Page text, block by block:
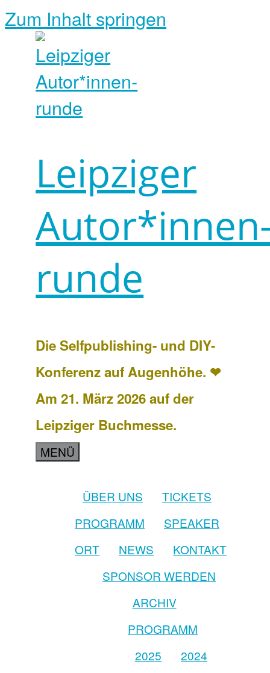
Zum Inhalt springen
Leipziger
runde
Die Selfpublishing- und DIY-
Konferenz auf Augenhöhe. ❤
Am 21. März 2026 auf der
Leipziger Buchmesse.
MENÜ
ÜBER UNS
TICKETS
PROGRAMM
SPEAKER
ORT
NEWS
KONTAKT
SPONSOR WERDEN
ARCHIV
PROGRAMM
2025
2024